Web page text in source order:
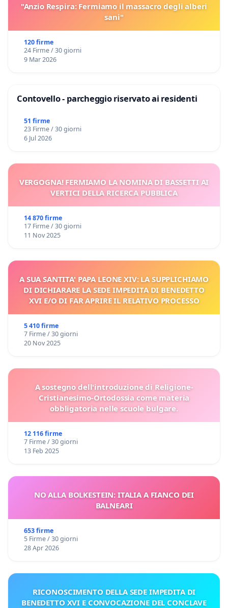
"Anzio Respira: Fermiamo il massacro degli alberi
sani"
120 firme
24 Firme / 30 giorni
9 Mar 2026
Contovello - parcheggio riservato ai residenti
51 firme
23 Firme / 30 giorni
6 Jul 2026
VERGOGNA! FERMIAMO LA NOMINA DI BASSETTI AI
VERTICI DELLA RICERCA PUBBLICA
14 870 firme
17 Firme / 30 giorni
11 Nov 2025
A SUA SANTITA' PAPA LEONE XIV: LA SUPPLICHIAMO
DI DICHIARARE LA SEDE IMPEDITA DI BENEDETTO
XVI E/O DI FAR APRIRE IL RELATIVO PROCESSO
5 410 firme
7 Firme / 30 giorni
20 Nov 2025
A sostegno dell'introduzione di Religione-
Cristianesimo-Ortodossia come materia
obbligatoria nelle scuole bulgare.
12 116 firme
7 Firme / 30 giorni
13 Feb 2025
NO ALLA BOLKESTEIN: ITALIA A FIANCO DEI
BALNEARI
653 firme
5 Firme / 30 giorni
28 Apr 2026
RICONOSCIMENTO DELLA SEDE IMPEDITA DI
BENEDETTO XVI E CONVOCAZIONE DEL CONCLAVE